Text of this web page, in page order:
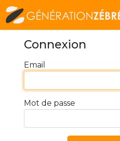
Connexion
Email
Mot de passe